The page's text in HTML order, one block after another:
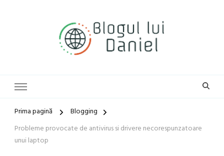
Prima pagină
Blogging
Probleme provocate de antivirus si drivere necorespunzatoare
unui laptop